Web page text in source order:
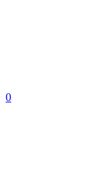
0